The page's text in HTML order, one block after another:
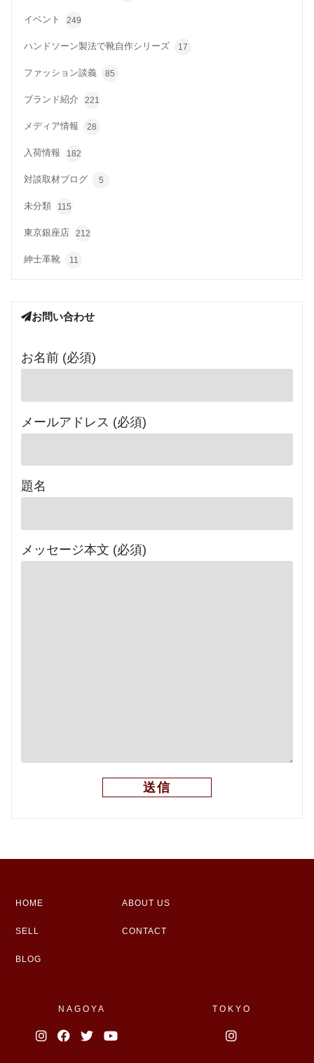
イベント 249
ハンドソーン製法で靴自作シリーズ 17
ファッション談義 85
ブランド紹介 221
メディア情報 28
入荷情報 182
対談取材ブログ 5
未分類 115
東京銀座店 212
紳士革靴 11
お問い合わせ
お名前 (必須)
メールアドレス (必須)
題名
メッセージ本文 (必須)
HOME ABOUT US
SELL CONTACT
BLOG
NAGOYA TOKYO